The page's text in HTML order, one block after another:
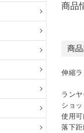
商品
商
伸縮
ラン
ショ
使用
落下